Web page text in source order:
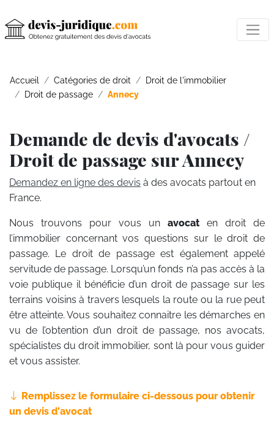
Accueil Catégories de droit
Droit de l'immobilier
Droit de passage
Annecy
Demande de devis d'avocats /
Droit de passage sur Annecy
Demandez en ligne des devis à des avocats partout en
France.
Nous trouvons pour vous un avocat en droit de
l’immobilier concernant vos questions sur le droit de
passage. Le droit de passage est également appelé
servitude de passage. Lorsqu’un fonds n’a pas accès à la
voie publique il bénéficie d’un droit de passage sur les
terrains voisins à travers lesquels la route ou la rue peut
être atteinte. Vous souhaitez connaitre les démarches en
vu de l’obtention d’un droit de passage, nos avocats,
spécialistes du droit immobilier, sont là pour vous guider
et vous assister.
Remplissez le formulaire ci-dessous pour obtenir
un devis d'avocat